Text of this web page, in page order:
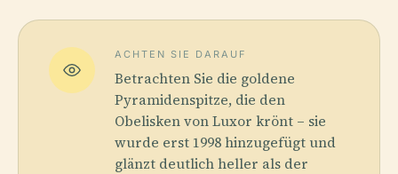
ACHTEN SIE DARAUF
Betrachten Sie die goldene
Pyramidenspitze, die den
Obelisken von Luxor krönt – sie
wurde erst 1998 hinzugefügt und
glänzt deutlich heller als der